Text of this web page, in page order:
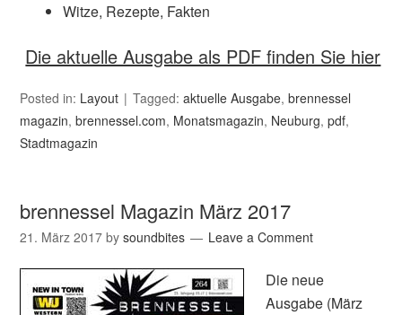
Witze, Rezepte, Fakten
Die aktuelle Ausgabe als PDF finden Sie hier
Posted in: Layout Tagged:aktuelle Ausgabe,brennessel
magazin,brennessel.com, Monatsmagazin, Neuburg,pdf,
Stadtmagazin
brennessel Magazin März 2017
21. März 2017 bysoundbites Leave a Comment
Die neue
Ausgabe (März